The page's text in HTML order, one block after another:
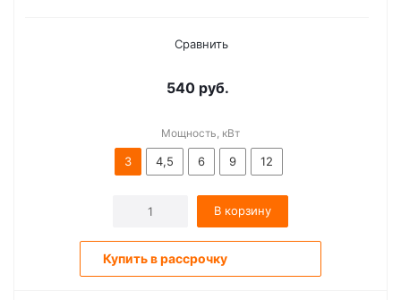
Сравнить
540руб.
Мощность, кВт
3 4,5 6 9 12
В корзину
Купить в рассрочку